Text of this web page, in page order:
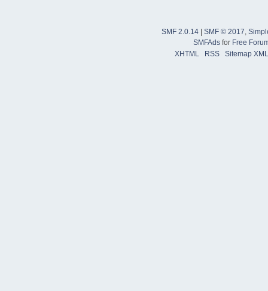
SMF 2.0.14 SMF © 2017,
SMFAdsfor Free
XHTML
RSS Sitemap XML